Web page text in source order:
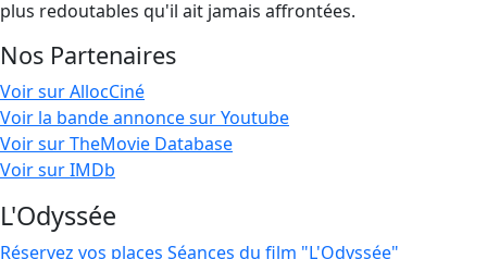
plus redoutables qu'il ait jamais affrontées.
Nos Partenaires
Voir sur AllocCiné
Voir la bande annonce sur Youtube
Voir sur TheMovie Database
Voir sur IMDb
L'Odyssée
Réservez vos places Séances du film "L'Odyssée"